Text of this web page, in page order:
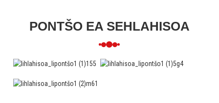
PONTŠO EA SEHLAHISOA